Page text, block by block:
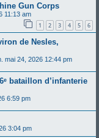
Gun Corps
11:13 am
1 2 3 4 5 6
de Nesles,
mai 24, 2026 12:44 pm
bataillon d’infanterie
6:59 pm
3:04 pm